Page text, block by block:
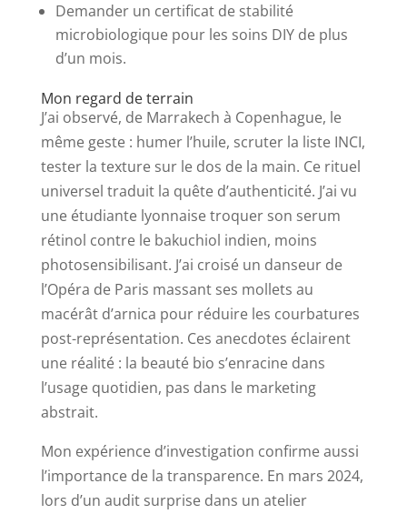
Demander un certificat de stabilité
microbiologique pour les soins DIY de plus
d’un mois.
Mon regard de terrain
J’ai observé, de Marrakech à Copenhague, le
même geste : humer l’huile, scruter la liste INCI,
tester la texture sur le dos de la main. Ce rituel
universel traduit la quête d’authenticité. J’ai vu
une étudiante lyonnaise troquer son serum
rétinol contre le bakuchiol indien, moins
photosensibilisant. J’ai croisé un danseur de
l’Opéra de Paris massant ses mollets au
macérât d’arnica pour réduire les courbatures
post-représentation. Ces anecdotes éclairent
une réalité : la beauté bio s’enracine dans
l’usage quotidien, pas dans le marketing
abstrait.
Mon expérience d’investigation confirme aussi
l’importance de la transparence. En mars 2024,
lors d’un audit surprise dans un atelier